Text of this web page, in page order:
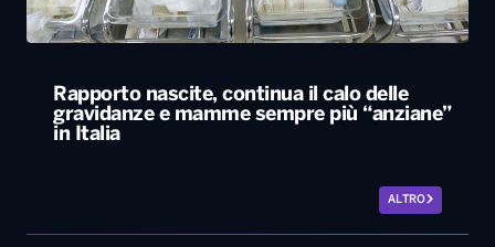
ALTRO
Locali